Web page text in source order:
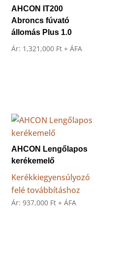
AHCON IT200
Abroncs fúvató
állomás Plus 1.0
Ár: 1,321,000 Ft + ÁFA
AHCON Lengőlapos
kerékemelő
Kerékkiegyensúlyozó
felé továbbításhoz
Ár:937,000 Ft + ÁFA